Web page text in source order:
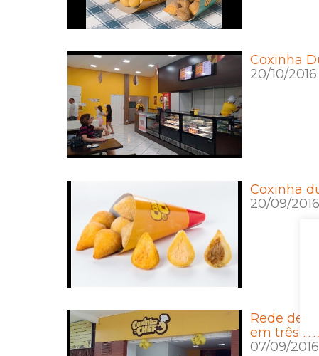
Coxinha
20/10/2016
Coxinha
20/09/2016
Rede de
em três
07/09/2016